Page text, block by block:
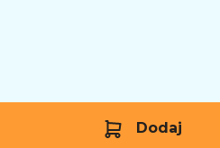
Dodaj